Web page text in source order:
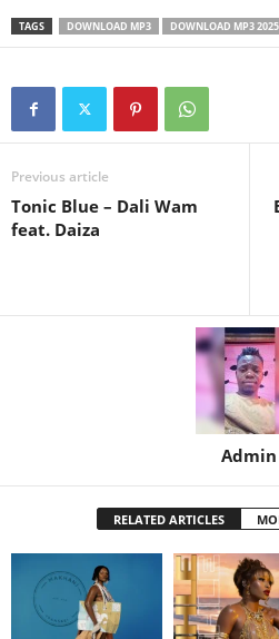
TAGS DOWNLOAD MP3 DOWNLOAD MP3 2025
Previous article
Tonic Blue – Dali Wam
feat. Daiza
Admin
RELATED ARTICLES